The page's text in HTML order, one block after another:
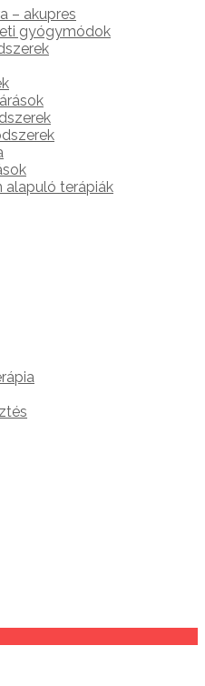
– akupres
gyógymódok
alapuló terápiák